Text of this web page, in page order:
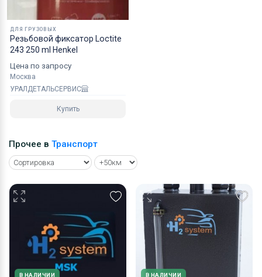
ДЛЯ ГРУЗОВЫХ
Резьбовой фиксатор Loctite
243 250 ml Henkel
Цена по запросу
Москва
УРАЛДЕТАЛЬСЕРВИС
Купить
Прочее в Транспорт
В НАЛИЧИИ В НАЛИЧИИ